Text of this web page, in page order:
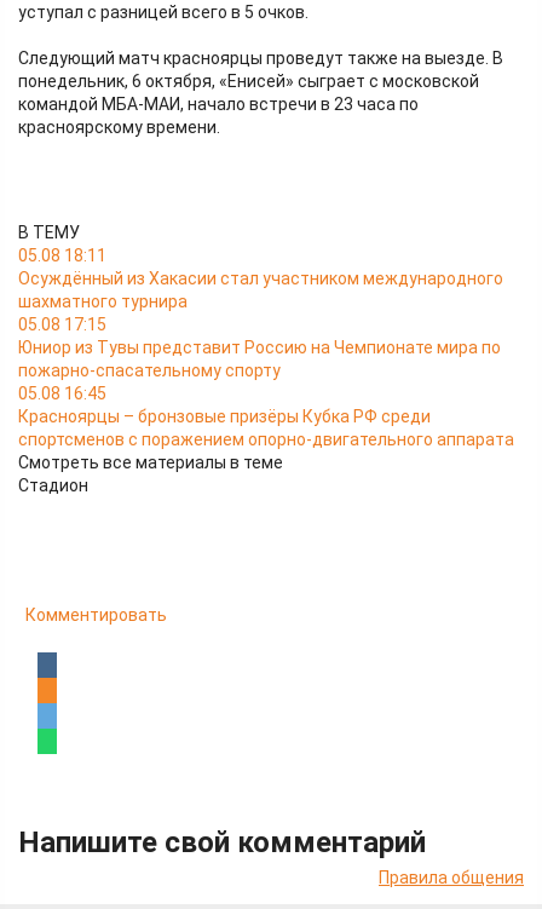
уступал с разницей всего в 5 очков.
Следующий матч красноярцы проведут также на выезде. В
понедельник, 6 октября, «Енисей» сыграет с московской
командой МБА-МАИ, начало встречи в 23 часа по
красноярскому времени.
В ТЕМУ
05.08 18:11
Осуждённый из Хакасии стал участником международного
шахматного турнира
05.08 17:15
Юниор из Тувы представит Россию на Чемпионате мира по
пожарно-спасательному спорту
05.08 16:45
Красноярцы – бронзовые призёры Кубка РФ среди
спортсменов с поражением опорно-двигательного аппарата
Смотреть все материалы в теме
Стадион
Комментировать
Напишите свой комментарий
Правила общения